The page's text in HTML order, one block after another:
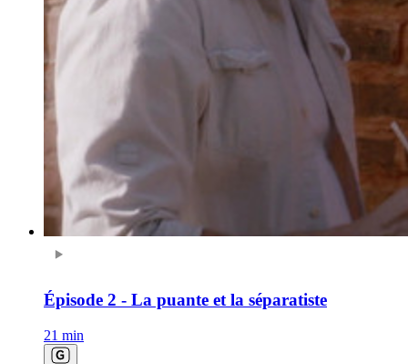
Épisode 2 - La puante et la séparatiste
21 min